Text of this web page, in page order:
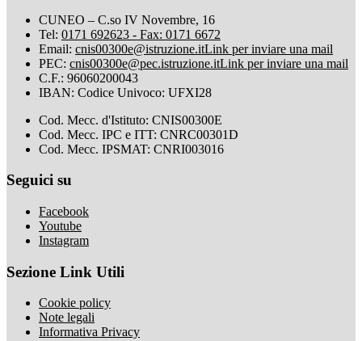
CUNEO – C.so IV Novembre, 16
Tel: 0171 692623 - Fax: 0171 6672
Email: cnis00300e@istruzione.itLink per inviare una mail
PEC: cnis00300e@pec.istruzione.itLink per inviare una mail
C.F.: 96060200043
IBAN: Codice Univoco: UFXI28
Cod. Mecc. d'Istituto: CNIS00300E
Cod. Mecc. IPC e ITT: CNRC00301D
Cod. Mecc. IPSMAT: CNRI003016
Seguici su
Facebook
Youtube
Instagram
Sezione Link Utili
Cookie policy
Note legali
Informativa Privacy